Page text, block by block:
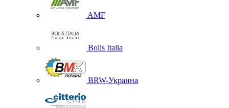
AMF
Bolis Italia
BRW-Украина